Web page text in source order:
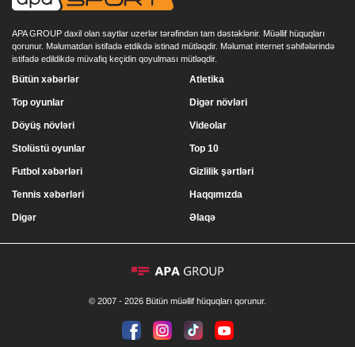
APA GROUP daxil olan saytlar uzerlər tərəfindən tam dəstəklənir. Müəllif hüquqları
qorunur. Məlumatdan istifadə etdikdə istinad mütləqdir. Məlumat internet səhifələrində
istifadə edildikdə müvafiq keçidin qoyulması mütləqdir.
Bütün xəbərlər
Top oyunlar
Döyüş növləri
Stolüstü oyunlar
Atletika
Digər növləri
Videolar
Top 10
Futbol xəbərləri
Tennis xəbərləri
Digər
Gizlilik şərtləri
Haqqımızda
Əlaqə
© 2007 - 2026 Bütün müəllif hüquqları qorunur.